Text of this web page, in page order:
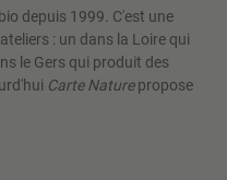
depuis 1999. C'est une
: un dans la Loire qui
le Gers qui produit des
Carte Naturepropose